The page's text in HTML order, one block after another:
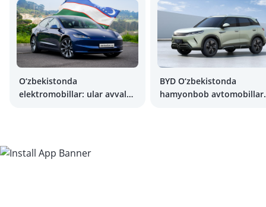
O‘zbekistonda
elektromobillar: ular avval
BYD O‘zbekistonda
hamyonbob avtomobillar